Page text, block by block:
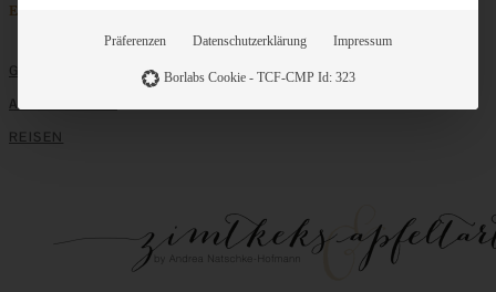
Entdecken
GRUNDLAGEN
ALLE REZEPTE
REISEN
Präferenzen Datenschutzerklärung Impressum
Borlabs Cookie - TCF-CMP Id: 323